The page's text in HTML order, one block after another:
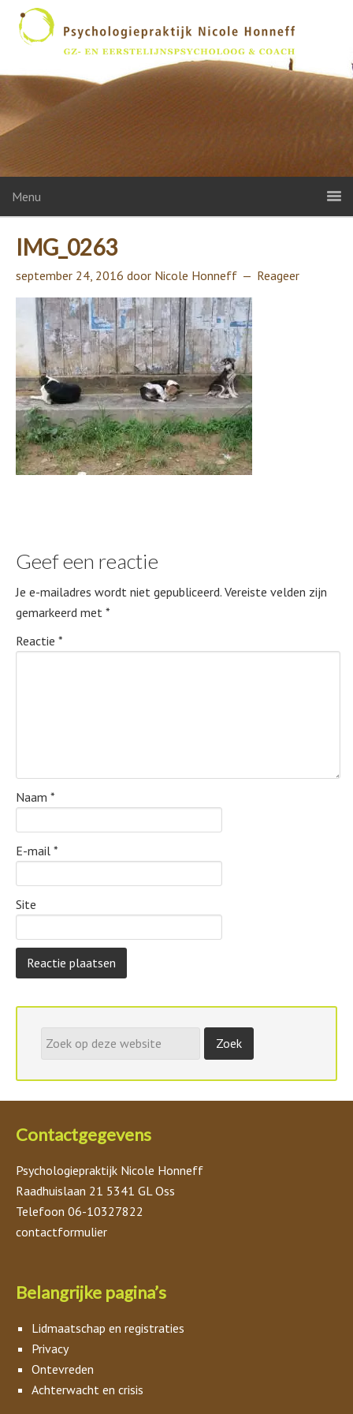
Menu
IMG_0263
september 24, 2016 door Nicole Honneff Reageer
Geef een reactie
Je e-mailadres wordt niet gepubliceerd. Vereiste velden zijn
gemarkeerd met *
Reactie *
Naam *
E-mail *
Site
Contactgegevens
Psychologiepraktijk Nicole Honneff
Raadhuislaan 21 5341 GL Oss
Telefoon 06-10327822
contactformulier
Belangrijke pagina’s
Lidmaatschap en registraties
Privacy
Ontevreden
Achterwacht en crisis